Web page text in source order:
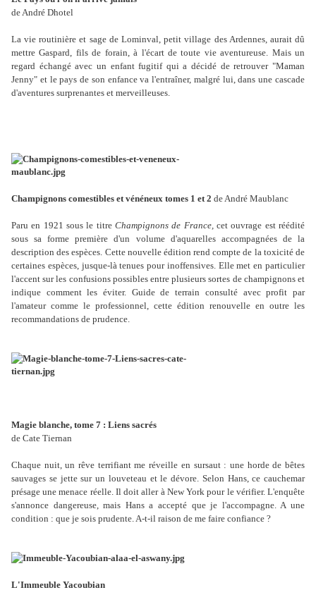
de André Dhotel
La vie routinière et sage de Lominval, petit village des Ardennes, aurait dû
mettre Gaspard, fils de forain, à l'écart de toute vie aventureuse. Mais un
regard échangé avec un enfant fugitif qui a décidé de retrouver "Maman
Jenny" et le pays de son enfance va l'entraîner, malgré lui, dans une cascade
d'aventures surprenantes et merveilleuses.
Champignons comestibles et vénéneux tomes 1 et 2 de André Maublanc
Paru en 1921 sous le titre Champignons de France,cet ouvrage est réédité
sous sa forme première d'un volume d'aquarelles accompagnées de la
description des espèces. Cette nouvelle édition rend compte de la toxicité de
certaines espèces, jusque-là tenues pour inoffensives. Elle met en particulier
l'accent sur les confusions possibles entre plusieurs sortes de champignons et
indique comment les éviter. Guide de terrain consulté avec profit par
l'amateur comme le professionnel, cette édition renouvelle en outre les
recommandations de prudence.
Magie blanche, tome 7 : Liens sacrés
de Cate Tiernan
Chaque nuit, un rêve terrifiant me réveille en sursaut : une horde de bêtes
sauvages se jette sur un louveteau et le dévore. Selon Hans, ce cauchemar
présage une menace réelle. Il doit aller à New York pour le vérifier. L'enquête
s'annonce dangereuse, mais Hans a accepté que je l'accompagne. A une
condition : que je sois prudente. A-t-il raison de me faire confiance ?
L'Immeuble Yacoubian